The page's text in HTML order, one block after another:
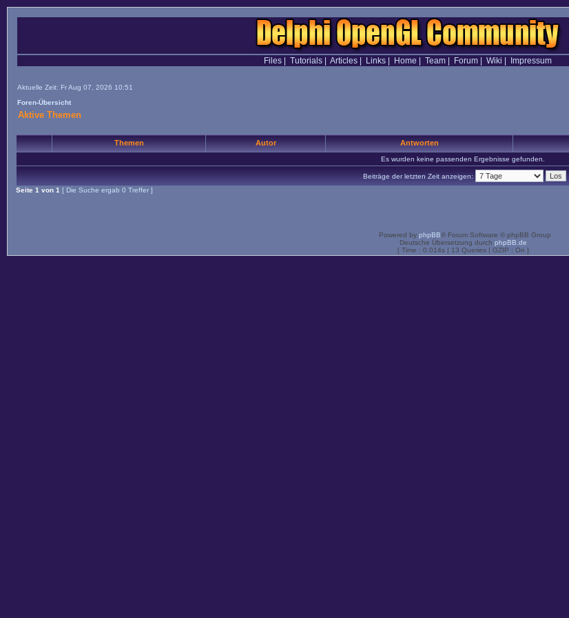
Files| Tutorials| Articles| Links| Home Team| Forum| Wiki Impressum
Aktuelle Zeit: Fr Aug 07, 2026 10:51
Foren-Übersicht
Aktive Themen
Themen Autor Antworten
Es wurden keine passenden Ergebnisse gefunden.
Beiträge der letzten Zeit anzeigen:
Seite 1 von 1 [ Die Suche ergab 0 Treffer ]
Powered by phpBB® Forum Software © phpBB Group
Deutsche Übersetzung durch phpBB.de
[ Time : 0.014s | 13 Queries | GZIP : On ]